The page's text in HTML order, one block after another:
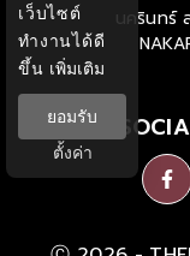
นครินทร์
เว็บไซต์
ทำงานได้ดี
ขึ้น เพิ่มเติม
ยอมรับ
ตั้งค่า